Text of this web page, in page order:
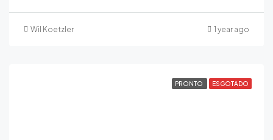
Wil Koetzler 1 year ago
PRONTO ESGOTADO